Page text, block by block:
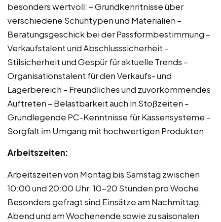
besonders wertvoll: – Grundkenntnisse über
verschiedene Schuhtypen und Materialien –
Beratungsgeschick bei der Passformbestimmung –
Verkaufstalent und Abschlusssicherheit –
Stilsicherheit und Gespür für aktuelle Trends –
Organisationstalent für den Verkaufs- und
Lagerbereich – Freundliches und zuvorkommendes
Auftreten – Belastbarkeit auch in Stoßzeiten –
Grundlegende PC-Kenntnisse für Kassensysteme –
Sorgfalt im Umgang mit hochwertigen Produkten
Arbeitszeiten:
Arbeitszeiten von Montag bis Samstag zwischen
10:00 und 20:00 Uhr, 10-20 Stunden pro Woche.
Besonders gefragt sind Einsätze am Nachmittag,
Abend und am Wochenende sowie zu saisonalen